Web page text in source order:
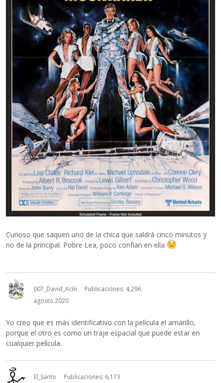
Curioso que saquen uno de la chica que saldrá cinco minutos y
no de la principal. Pobre Lea, poco confían en ella
007_David_Acín
Publicaciones: 4,296
agosto 2020
Yo creo que es más identificativo con la película el amarillo,
porque el otro es como un traje espacial que puede estar en
cualquier película.
El_Santo Publicaciones: 6,173